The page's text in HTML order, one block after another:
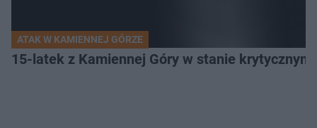
ATAK W KAMIENNEJ GÓRZE
15-latek z Kamiennej Góry w stanie